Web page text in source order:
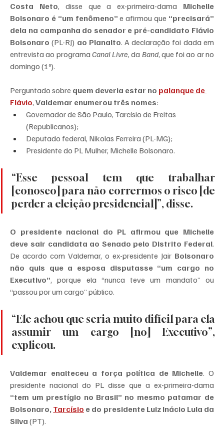
Costa Neto, disse que a ex-primeira-dama Michelle
Bolsonaro é “um fenômeno” e afirmou que “precisará”
dela na campanha do senador e pré-candidato Flávio
Bolsonaro (PL-RJ) ao Planalto. A declaração foi dada em
entrevista ao programa Canal Livre, da Band, que foi ao ar no
domingo (1º).
Perguntado sobre quem deveria estar no palanque de
Flávio, Valdemar enumerou três nomes:
Governador de São Paulo, Tarcísio de Freitas
(Republicanos);
Deputado federal, Nikolas Ferreira (PL-MG);
Presidente do PL Mulher, Michelle Bolsonaro.
“Esse pessoal tem que trabalhar
[conosco] para não corrermos o risco [de
perder a eleição presidencial]”, disse.
O presidente nacional do PL afirmou que Michelle
deve sair candidata ao Senado pelo Distrito Federal.
De acordo com Valdemar, o ex-presidente Jair Bolsonaro
não quis que a esposa disputasse “um cargo no
Executivo”, porque ela “nunca teve um mandato” ou
“passou por um cargo” público.
“Ele achou que seria muito difícil para ela
assumir um cargo [no] Executivo”,
explicou.
Valdemar enalteceu a força política de Michelle. O
“tem um prestígio no Brasil” no mesmo patamar de
Bolsonaro, Tarcísio e do presidente Luiz Inácio Lula da
Silva (PT).